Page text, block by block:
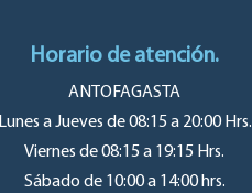
Horario de atención.
ANTOFAGASTA
Lunes a Jueves de 08:15 a 20:00 Hrs.
Viernes de 08:15 a 19:15 Hrs.
Sábado de 10:00 a 14:00 hrs.